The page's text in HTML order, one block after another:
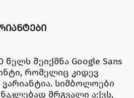
წელს შეიქმნა Google Sans
რომელიც კიდევ
სიმბოლოები
მრგვალი აქვს,